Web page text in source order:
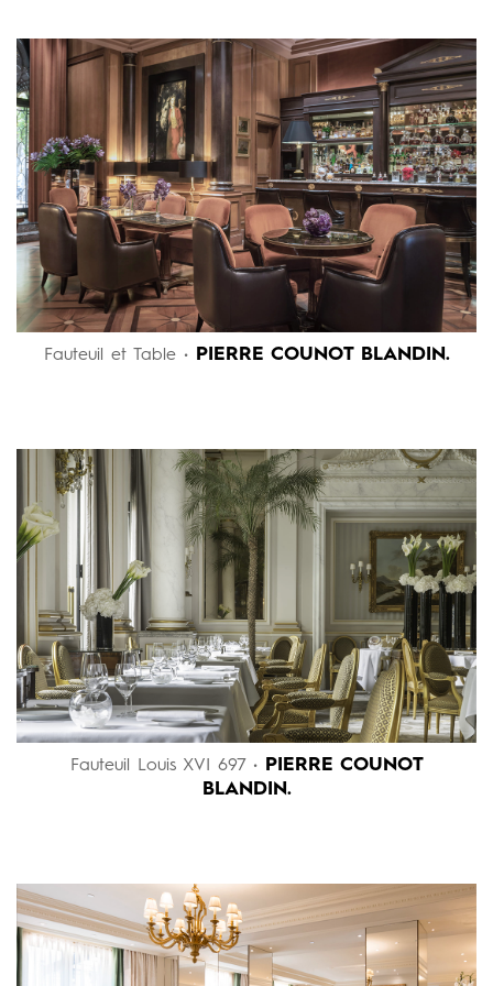
Fauteuil et Table • PIERRE COUNOT BLANDIN.
Fauteuil Louis XVI 697 •
PIERRE COUNOT
BLANDIN.